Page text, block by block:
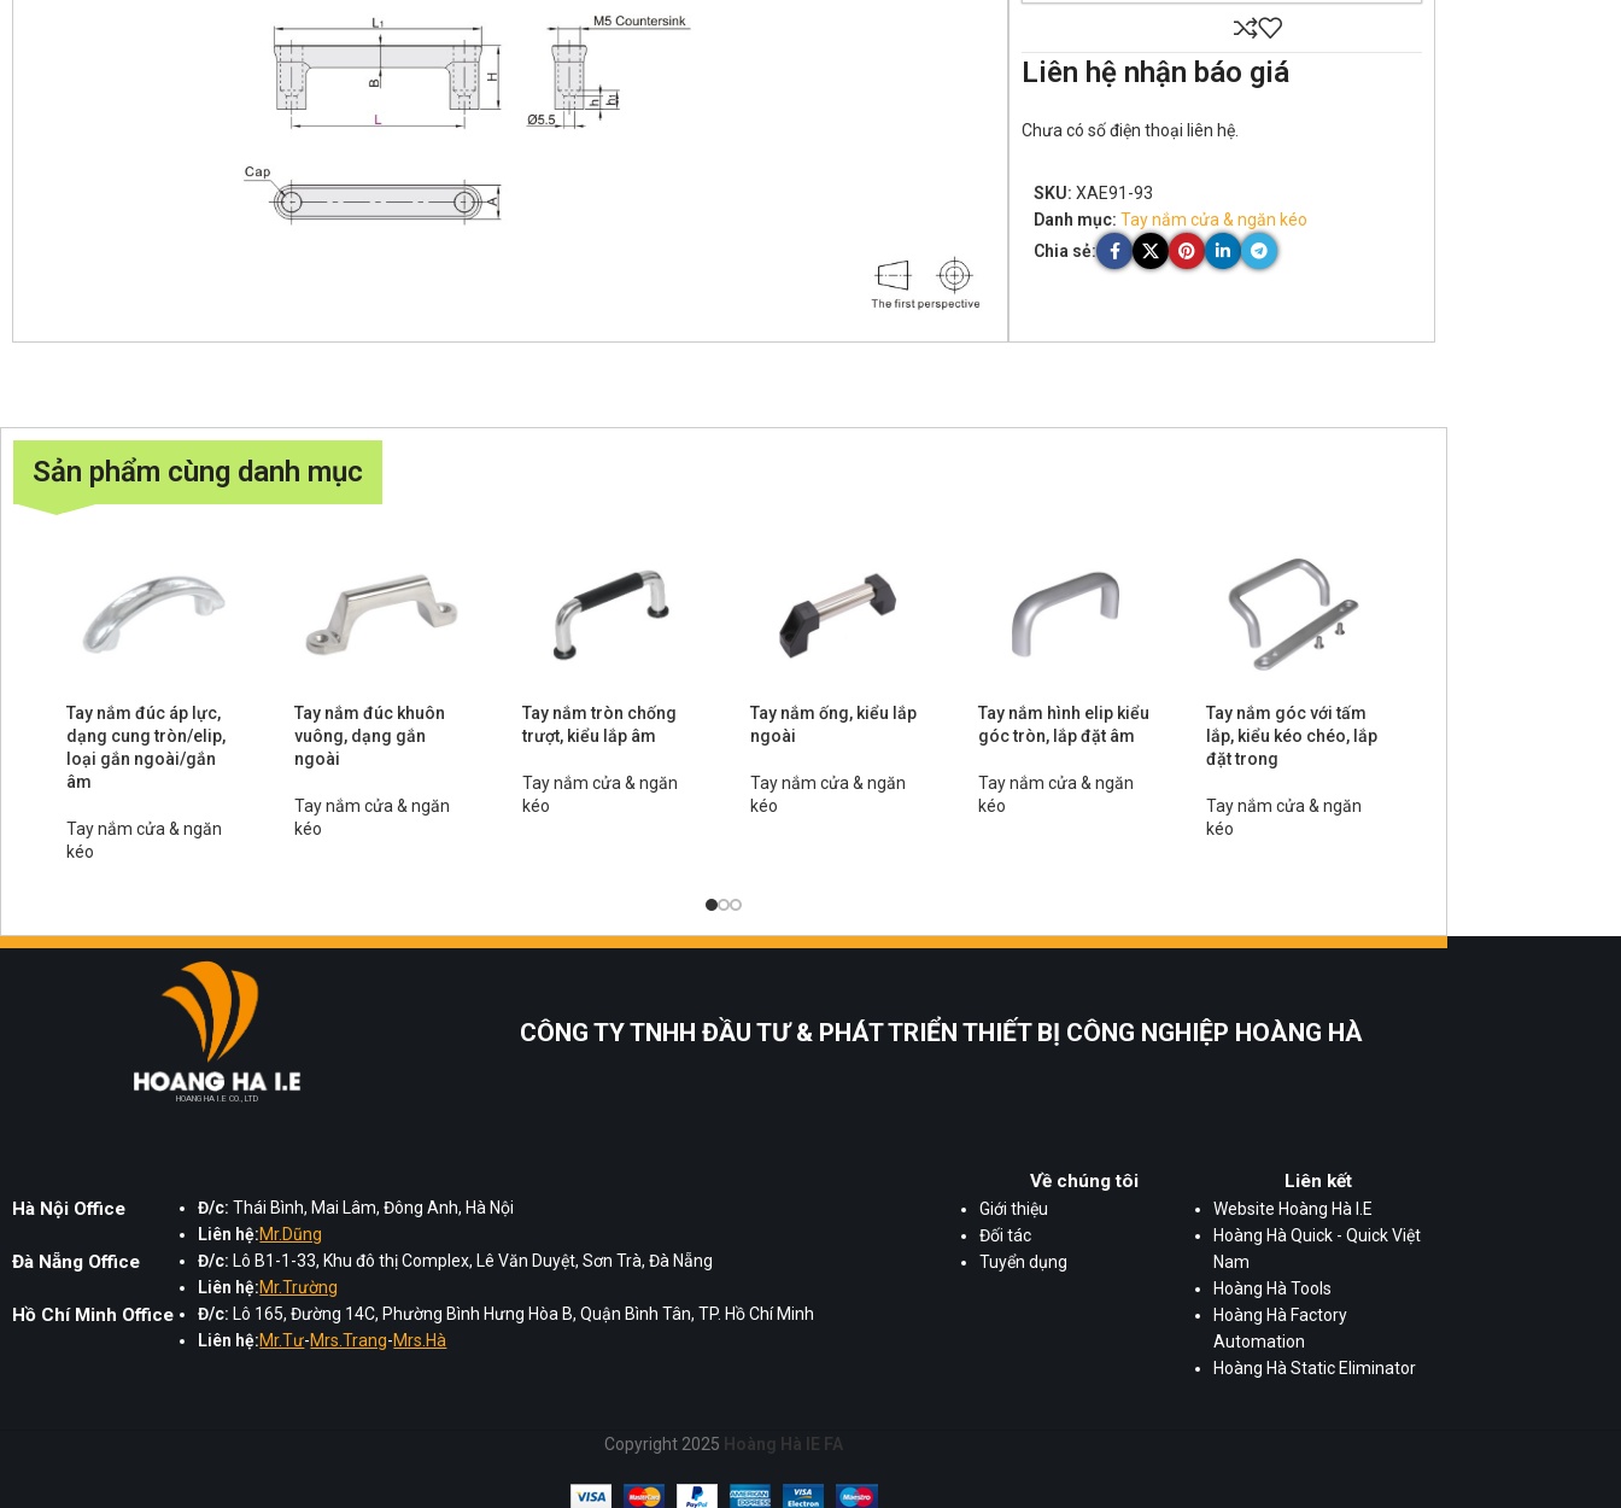
Liên hệ nhận báo giá
Chưa có số điện thoại liên hệ.
SKU: XAE91-93
Danh mục: Tay nắm cửa & ngăn kéo
Chia sẻ:
Sản phẩm cùng danh mục
Tay nắm đúc áp lực,
dạng cung tròn/elip,
loại gắn ngoài/gắn
âm
Tay nắm cửa & ngăn
kéo
Tay nắm đúc khuôn
vuông, dạng gắn
ngoài
Tay nắm cửa & ngăn
kéo
Tay nắm tròn chống
trượt, kiểu lắp âm
Tay nắm cửa & ngăn
kéo
Tay nắm ống, kiểu lắp
ngoài
Tay nắm cửa & ngăn
kéo
Tay nắm hình elip kiểu
góc tròn, lắp đặt âm
Tay nắm cửa & ngăn
kéo
Tay nắm góc với tấm
lắp, kiểu kéo chéo, lắp
đặt trong
Tay nắm cửa & ngăn
kéo
HOANG HA I.E CO., LTD
CÔNG TY TNHH ĐẦU TƯ & PHÁT TRIỂN THIẾT BỊ CÔNG NGHIỆP HOÀNG HÀ
Hà Nội Office Đ/c: Thái Bình, Mai Lâm, Đông Anh, Hà Nội
Liên hệ:Mr.Dũng
Đà Nẵng Office Đ/c: Lô B1-1-33, Khu đô thị Complex, Lê Văn Duyệt, Sơn Trà, Đà Nẵng
Liên hệ:Mr.Trường
Hồ Chí Minh Office Đ/c: Lô 165, Đường 14C, Phường Bình Hưng Hòa B, Quận Bình Tân, TP. Hồ Chí Minh
Liên hệ:Mr.Tư-Mrs.Trang-Mrs.Hà
Về chúng tôi
Giới thiệu
Đối tác
Tuyển dụng
Liên kết
Website Hoàng Hà I.E
Hoàng Hà Quick - Quick Việt
Nam
Hoàng Hà Tools
Hoàng Hà Factory
Automation
Hoàng Hà Static Eliminator
Copyright 2025 Hoàng Hà IE FA